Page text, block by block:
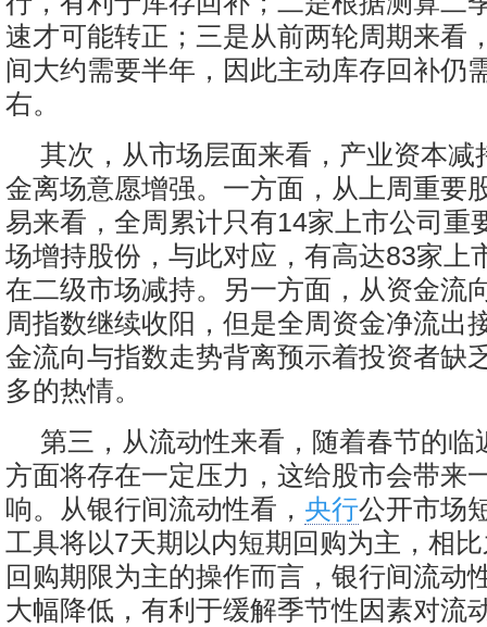
速才可能转正；三是从前两轮周期来看
间大约需要半年，因此主动库存回补仍
右。
其次，从市场层面来看，产业资本减
金离场意愿增强。一方面，从上周重要
易来看，全周累计只有14家上市公司重
场增持股份，与此对应，有高达83家上
在二级市场减持。另一方面，从资金流
周指数继续收阳，但是全周资金净流出
金流向与指数走势背离预示着投资者缺
多的热情。
第三，从流动性来看，随着春节的临
方面将存在一定压力，这给股市会带来
响。从银行间流动性看， 央行公开市场
工具将以7天期以内短期回购为主，相
回购期限为主的操作而言，银行间流动
大幅降低，有利于缓解季节性因素对流